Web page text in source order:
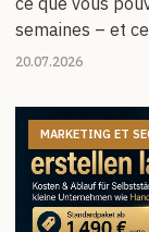
semaines – et
20.07.2026
MARKETING ET